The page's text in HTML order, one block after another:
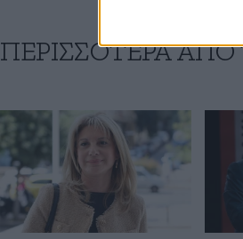
ΠΕΡΙΣΣΟΤΕΡΑ